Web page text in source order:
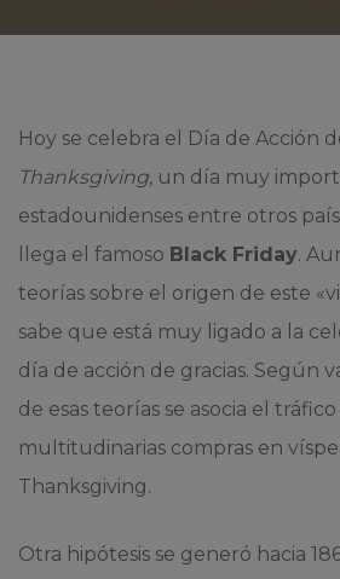
Hoy se celebra el Día de Acción
Thanksgiving, un día muy
estadounidenses entre otros
llega el famoso Black Friday.
teorías sobre el origen de este
sabe que está muy ligado a la
día de acción de gracias. Según
de esas teorías se asocia el
multitudinarias compras en
Thanksgiving.
Otra hipótesis se generó hacia